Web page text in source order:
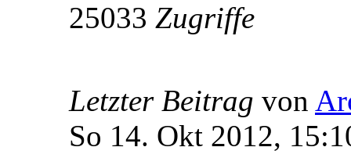
25033 Zugriffe
Letzter Beitrag von
So 14. Okt 2012,